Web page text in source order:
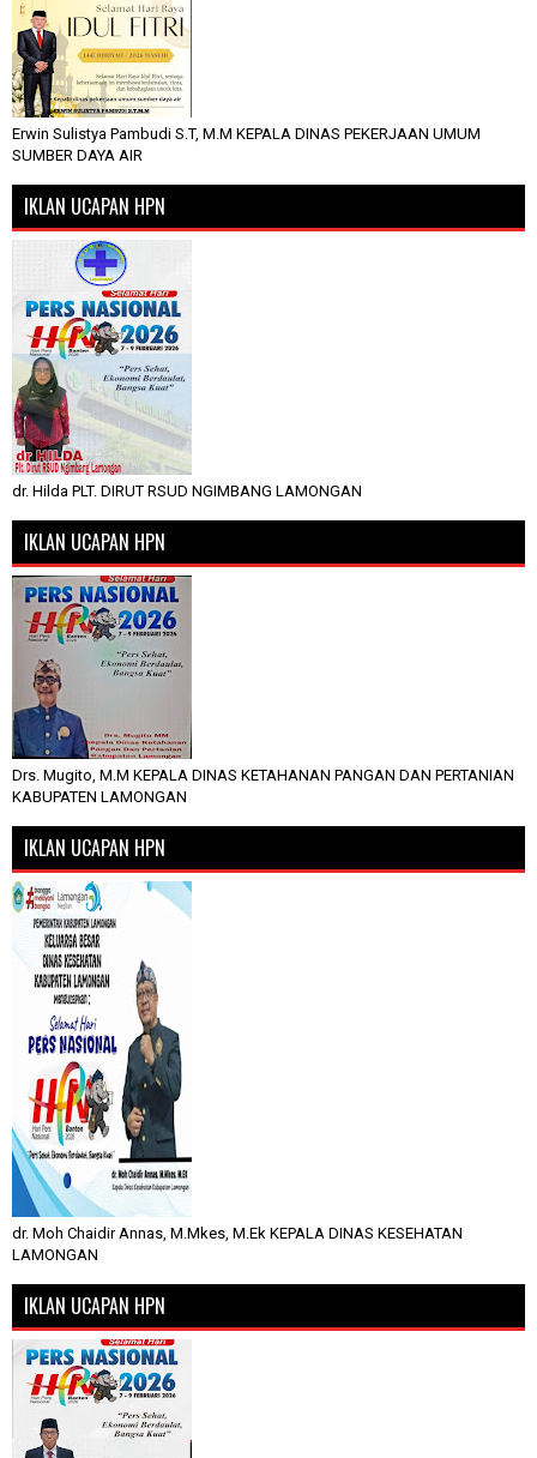
Erwin Sulistya Pambudi S.T, M.M KEPALA DINAS PEKERJAAN UMUM
SUMBER DAYA AIR
IKLAN UCAPAN HPN
dr. Hilda PLT. DIRUT RSUD NGIMBANG LAMONGAN
IKLAN UCAPAN HPN
Drs. Mugito, M.M KEPALA DINAS KETAHANAN PANGAN DAN PERTANIAN
KABUPATEN LAMONGAN
IKLAN UCAPAN HPN
dr. Moh Chaidir Annas, M.Mkes, M.Ek KEPALA DINAS KESEHATAN
LAMONGAN
IKLAN UCAPAN HPN